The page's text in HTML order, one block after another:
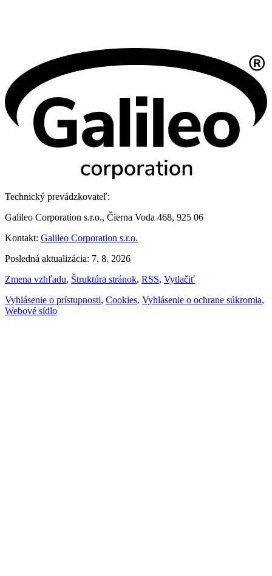
Technický prevádzkovateľ:
Galileo Corporation s.r.o., Čierna Voda 468, 925 06
Kontakt: Galileo Corporation s.r.o.
Posledná aktualizácia: 7. 8. 2026
Zmena vzhľadu, Štruktúra stránok, RSS, Vytlačiť
Vyhlásenie o prístupnosti, Cookies, Vyhlásenie o ochrane súkromia,
Webové sídlo